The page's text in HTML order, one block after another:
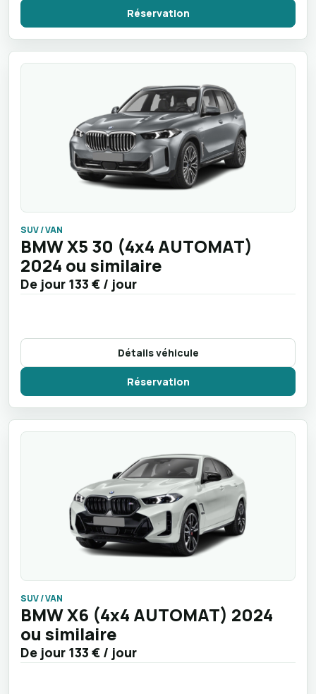
Réservation
SUV / VAN
BMW X5 30 (4x4 AUTOMAT)
2024 ou similaire
De jour 133 € / jour
Détails véhicule
Réservation
SUV / VAN
BMW X6 (4x4 AUTOMAT) 2024
ou similaire
De jour 133 € / jour